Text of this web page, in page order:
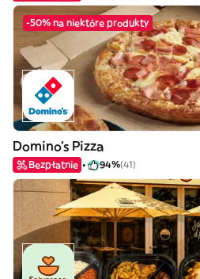
-50% na niektóre produkty
Domino's Pizza
Bezpłatnie 94%(41)